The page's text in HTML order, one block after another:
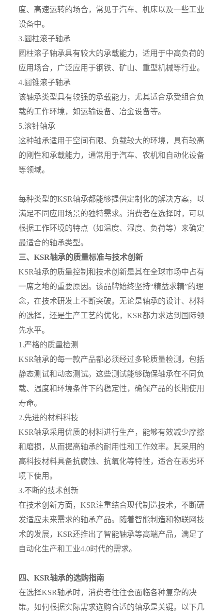
度、高速运转的场合，常见于汽车、机床以及一些工业
设备中。
3.圆柱滚子轴承
圆柱滚子轴承具有较大的承载能力，适用于中高负荷的
应用场合，广泛应用于钢铁、矿山、重型机械等行业。
4.圆锥滚子轴承
该轴承类型具有较强的承载能力，尤其适合承受组合负
载的工作环境，如运输设备、冶金设备等。
5.滚针轴承
这种轴承适用于空间有限、负载较大的环境，具有较高
的刚性和承载能力，通常用于汽车、农机和自动化设备
等领域。
每种类型的KSR轴承都能够提供定制化的解决方案，以
满足不同应用场景的独特需求。消费者在选择时，可以
根据工作环境的特点（如温度、湿度、负荷等）来确定
最适合的轴承类型。
三、KSR轴承的质量标准与技术创新
KSR轴承的质量控制和技术创新是其在全球市场中占有
一席之地的重要原因。该品牌始终坚持“精益求精”的理
念，在技术研发上不断突破。无论是轴承的设计、材料
的选择，还是生产工艺的优化，KSR都力求达到国际领
先水平。
1.严格的质量检测
KSR轴承的每一款产品都必须经过多轮质量检测，包括
静态测试和动态测试。这些测试能够确保轴承在不同负
载、温度和环境条件下的稳定性，确保产品的长期使用
寿命。
2.先进的材料科技
KSR轴承采用优质的材料进行生产，能够有效减少摩擦
和磨损，从而提高轴承的耐用性和工作效率。其采用的
高科技材料具备抗腐蚀、抗氧化等特性，适合在恶劣环
境下使用。
3.不断的技术创新
在技术创新方面，KSR注重结合现代制造技术，不断研
发适应未来需求的轴承产品。随着智能制造和物联网技
术的发展，KSR还推出了智能轴承等高端产品，满足了
自动化生产和工业4.0时代的需求。
四、KSR轴承的选购指南
在选择KSR轴承时，消费者往往会面临各种复杂的决
策。如何根据实际需求选购合适的轴承是关键。以下几